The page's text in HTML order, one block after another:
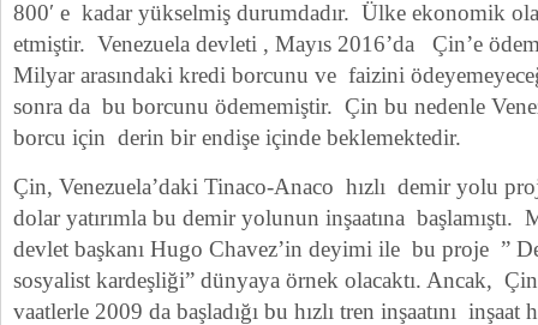
800′ e kadar yükselmiş durumdadır. Ülke ekonomik
etmiştir. Venezuela devleti , Mayıs 2016’da Çin’e
Milyar arasındaki kredi borcunu ve faizini
sonra da bu borcunu ödememiştir. Çin bu nedenle
borcu için derin bir endişe içinde beklemektedir.
Çin, Venezuela’daki Tinaco-Anaco hızlı demir yolu
dolar yatırımla bu demir yolunun inşaatına başlamıştı.
devlet başkanı Hugo Chavez’in deyimi ile bu proje ”
sosyalist kardeşliği” dünyaya örnek olacaktı. Ancak,
vaatlerle 2009 da başladığı bu hızlı tren inşaatını